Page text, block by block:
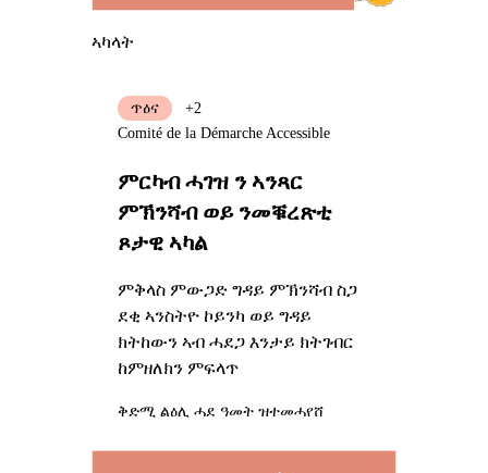
ኣካላት
ምርካብ ሓገዝ ን ኣንጻር
ምኽንሻብ ወይ ንመቑረጽቲ
ጾታዊ ኣካል
ምቅላስ ምውጋድ ግዳይ ምኽንሻብ ስጋ
ደቂ ኣንስትዮ ኮይንካ ወይ ግዳይ
ክትከውን ኣብ ሓደጋ እንታይ ክትገብር
ከምዘለክን ምፍላጥ
ጥዕና
+2
Comité de la Démarche Accessible
ቅድሚ ልዕሊ ሓደ ዓመት ዝተመሓየሸ